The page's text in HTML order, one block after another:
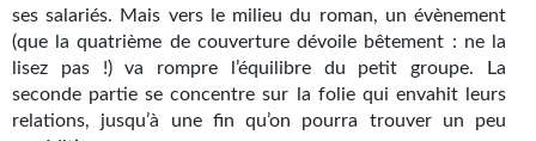
Romans et recueils
Une Heure-Lumière
Nouvelles
ses salariés. Mais vers le milieu du roman, un évènement
(que la quatrième de couverture dévoile bêtement : ne la
lisez pas !) va rompre l’équilibre du petit groupe. La
seconde partie se concentre sur la folie qui envahit leurs
relations, jusqu’à une fin qu’on pourra trouver un peu